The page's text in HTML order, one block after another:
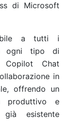
di Microsoft
a tutti i
ogni tipo di
Copilot Chat
in
offrendo un
produttivo e
già esistente